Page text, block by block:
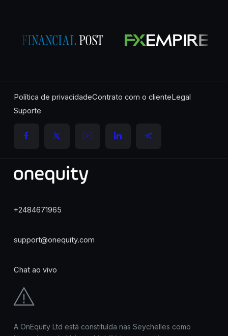
Política de privacidadeContrato com o clienteLegal
Suporte
+2484671965
support@onequity.com
Chat ao vivo
A OnEquity Ltd está constituída nas Seychelles como